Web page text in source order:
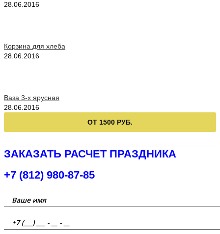
28.06.2016
Корзина для хлеба
28.06.2016
Ваза 3-х ярусная
28.06.2016
ОТ 1500 РУБ.
ЗАКАЗАТЬ РАСЧЕТ ПРАЗДНИКА
+7 (812) 980-87-85